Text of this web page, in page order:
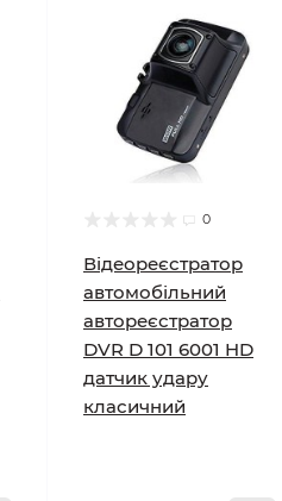
0
Відеореєстратор
автомобільний
автореєстратор
DVR D 101 6001 HD
датчик удару
класичний